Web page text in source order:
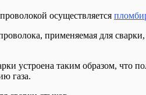
осуществляется
применяемая для
устроена таким образом, что
газа.